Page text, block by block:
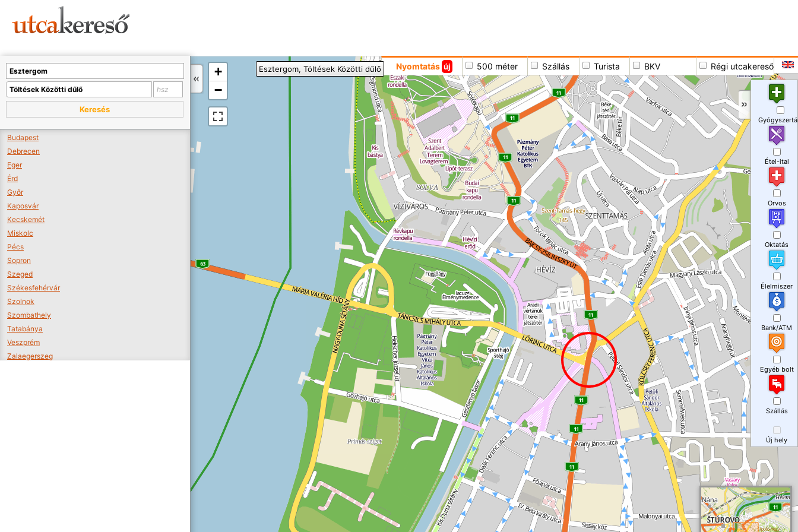
+
−
Nyomtatás új 500 méter Szállás Turista BKV Régi utcakereső
Esztergom, Töltések Közötti dűlő
Keresés
Budapest
Debrecen
Eger
Érd
Győr
Kaposvár
Kecskemét
Miskolc
Pécs
Sopron
Szeged
Székesfehérvár
Szolnok
Szombathely
Tatabánya
Veszprém
Zalaegerszeg
Étel-ital
Orvos
Oktatás
Élelmiszer
Bank/ATM
Egyéb bolt
Szállás
Új hely
A térképet kicsinyíteni kell, hogy látszódjanak a boltok.
Boltok látszódjanak >>